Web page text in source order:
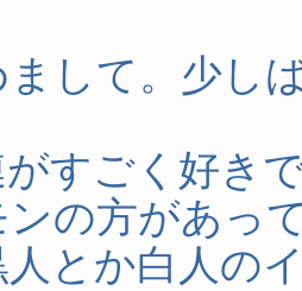
まして。少し
すごく好き
ンの方があっ
とか白人の